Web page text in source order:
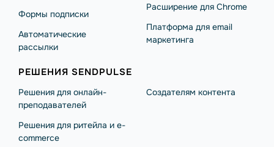
Формы подписки
Автоматические
рассылки
Расширение для Chrome
Платформа для email
маркетинга
РЕШЕНИЯ SENDPULSE
Решения для онлайн-
преподавателей
Решения для ритейла и e-
commerce
Создателям контента